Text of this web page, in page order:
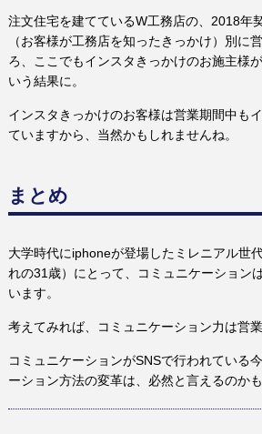
注文住宅を建てているW工務店の、2018年
（お客様が工務店を知ったきっかけ）別に
ろ、ここでもインスタきっかけのお施主様
いう結果に。
インスタきっかけのお客様は営業期間中も
ていますから、当然かもしれませんね。
まとめ
大学時代にiphoneが登場したミレニアル世
れの31歳）にとって、コミュニケーション
います。
考えてみれば、コミュニケーション力は営
コミュニケーションがSNSで行われている
ーション方法の変革は、必然と言えるのかも